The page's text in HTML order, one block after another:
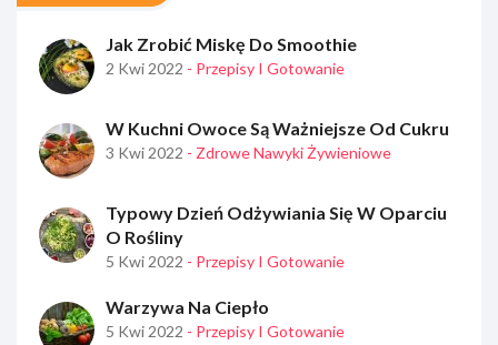
Jak Zrobić Miskę Do Smoothie
2 Kwi 2022 - Przepisy I Gotowanie
W Kuchni Owoce Są Ważniejsze Od Cukru
3 Kwi 2022 - Zdrowe Nawyki Żywieniowe
Typowy Dzień Odżywiania Się W Oparciu
O Rośliny
5 Kwi 2022 - Przepisy I Gotowanie
Warzywa Na Ciepło
5 Kwi 2022 - Przepisy I Gotowanie